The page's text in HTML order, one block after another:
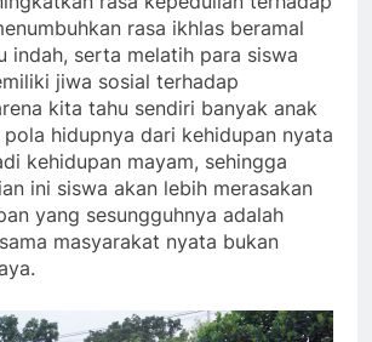
rasa ikhlas beramal
indah, serta melatih para siswa
jiwa sosial terhadap
kita tahu sendiri banyak anak
hidupnya dari kehidupan nyata
kehidupan mayam, sehingga
ini siswa akan lebih merasakan
yang sesungguhnya adalah
masyarakat nyata bukan